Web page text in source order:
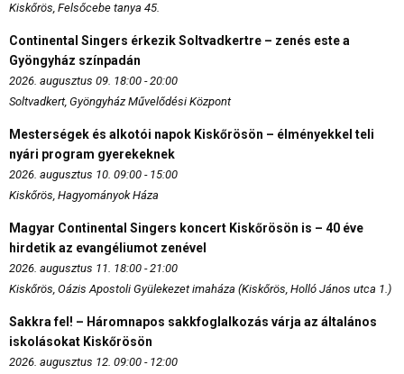
Kiskőrös, Felsőcebe tanya 45.
Continental Singers érkezik Soltvadkertre – zenés este a
Gyöngyház színpadán
2026. augusztus 09. 18:00 - 20:00
Soltvadkert, Gyöngyház Művelődési Központ
Mesterségek és alkotói napok Kiskőrösön – élményekkel teli
nyári program gyerekeknek
2026. augusztus 10. 09:00 - 15:00
Kiskőrös, Hagyományok Háza
Magyar Continental Singers koncert Kiskőrösön is – 40 éve
hirdetik az evangéliumot zenével
2026. augusztus 11. 18:00 - 21:00
Kiskőrös, Oázis Apostoli Gyülekezet imaháza (Kiskőrös, Holló János utca 1.)
Sakkra fel! – Háromnapos sakkfoglalkozás várja az általános
iskolásokat Kiskőrösön
2026. augusztus 12. 09:00 - 12:00